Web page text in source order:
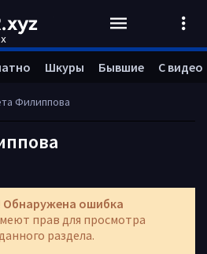
Филиппова
Обнаружена ошибка
прав для просмотра
раздела.
Шкуры Бывшие С видео